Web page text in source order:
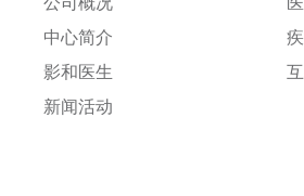
中心简介
影和医生
新闻活动